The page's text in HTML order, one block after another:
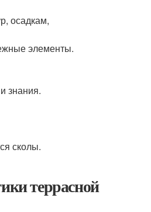
осадкам,
элементы.
знания.
сколы.
террасной